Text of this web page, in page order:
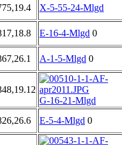
X-5-55-24-Mlgd
E-16-4-Mlgd 0
A-1-5-Mlgd 0
G-16-21-Mlgd
E-5-4-Mlgd 0